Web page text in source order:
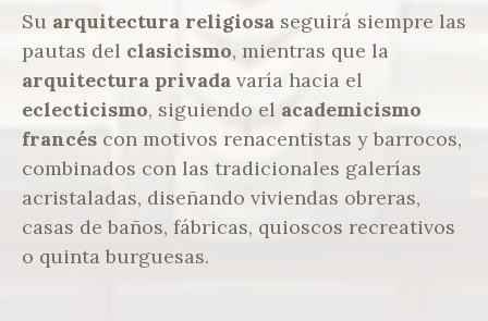
Su arquitectura religiosa seguirá siempre las
pautas del clasicismo, mientras que la
arquitectura privada varía hacia el
eclecticismo, siguiendo el academicismo
francés con motivos renacentistas y barrocos,
combinados con las tradicionales galerías
acristaladas, diseñando viviendas obreras,
casas de baños, fábricas, quioscos recreativos
o quinta burguesas.